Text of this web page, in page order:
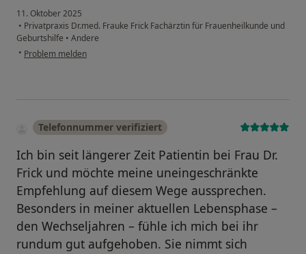
11. Oktober 2025
• Privatpraxis Dr.med. Frauke Frick Fachärztin für Frauenheilkunde und
Geburtshilfe • Andere
• Problem melden
Telefonnummer verifiziert
Ich bin seit längerer Zeit Patientin bei Frau Dr.
Frick und möchte meine uneingeschränkte
Empfehlung auf diesem Wege aussprechen.
Besonders in meiner aktuellen Lebensphase –
den Wechseljahren – fühle ich mich bei ihr
rundum gut aufgehoben. Sie nimmt sich